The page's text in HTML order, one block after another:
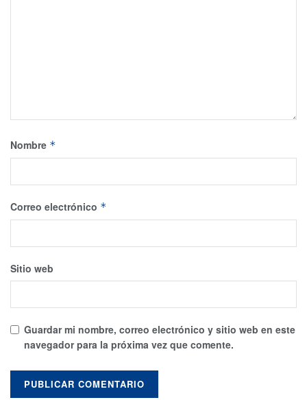
Nombre *
Correo electrónico *
Sitio web
Guardar mi nombre, correo electrónico y sitio web en este
navegador para la próxima vez que comente.